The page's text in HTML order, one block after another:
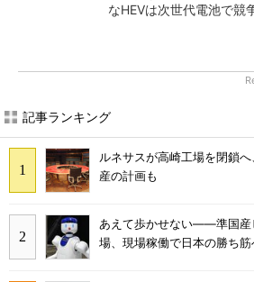
なHEVは次世代電池で競
記事ランキング
ルネサスが高崎工場を閉鎖
産の計画も
あえて歩かせない――準国産
場、現場稼働で日本の勝ち筋